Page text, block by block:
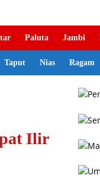
Paluta Jambi
Taput Nias Ragam
Ilir